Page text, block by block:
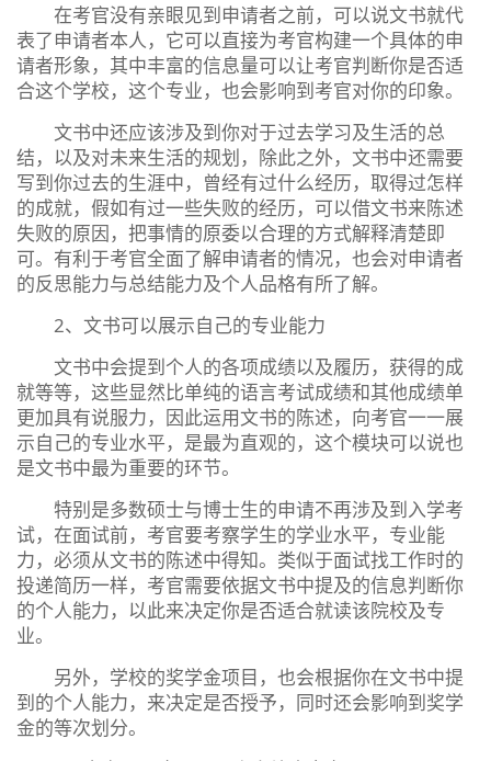
在考官没有亲眼见到申请者之前，可以说文书就代
表了申请者本人，它可以直接为考官构建一个具体的申
请者形象，其中丰富的信息量可以让考官判断你是否适
合这个学校，这个专业，也会影响到考官对你的印象。
文书中还应该涉及到你对于过去学习及生活的总
结，以及对未来生活的规划，除此之外，文书中还需要
写到你过去的生涯中，曾经有过什么经历，取得过怎样
的成就，假如有过一些失败的经历，可以借文书来陈述
失败的原因，把事情的原委以合理的方式解释清楚即
可。有利于考官全面了解申请者的情况，也会对申请者
的反思能力与总结能力及个人品格有所了解。
2、文书可以展示自己的专业能力
文书中会提到个人的各项成绩以及履历，获得的成
就等等，这些显然比单纯的语言考试成绩和其他成绩单
更加具有说服力，因此运用文书的陈述，向考官一一展
示自己的专业水平，是最为直观的，这个模块可以说也
是文书中最为重要的环节。
特别是多数硕士与博士生的申请不再涉及到入学考
试，在面试前，考官要考察学生的学业水平，专业能
力，必须从文书的陈述中得知。类似于面试找工作时的
投递简历一样，考官需要依据文书中提及的信息判断你
的个人能力，以此来决定你是否适合就读该院校及专
业。
另外，学校的奖学金项目，也会根据你在文书中提
到的个人能力，来决定是否授予，同时还会影响到奖学
金的等次划分。